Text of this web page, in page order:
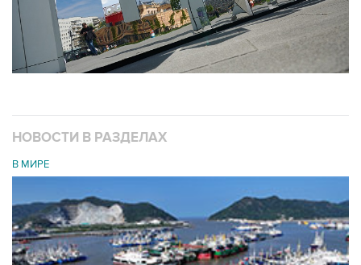
НОВОСТИ В РАЗДЕЛАХ
В МИРЕ